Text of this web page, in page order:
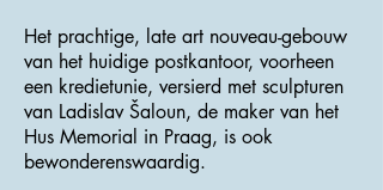
Het prachtige, late art nouveau-gebouw
van het huidige postkantoor, voorheen
een kredietunie, versierd met sculpturen
van Ladislav Šaloun, de maker van het
Hus Memorial in Praag, is ook
bewonderenswaardig.